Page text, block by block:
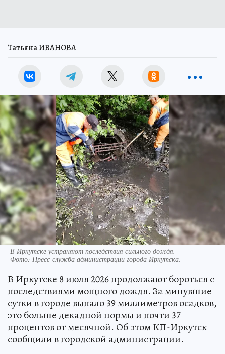
Татьяна ИВАНОВА
В Иркутске устраняют последствия сильного дождя.
Фото: Пресс-служба администрации города Иркутска.
В Иркутске 8 июля 2026 продолжают бороться с
последствиями мощного дождя. За минувшие
сутки в городе выпало 39 миллиметров осадков,
это больше декадной нормы и почти 37
процентов от месячной. Об этом КП-Иркутск
сообщили в городской администрации.